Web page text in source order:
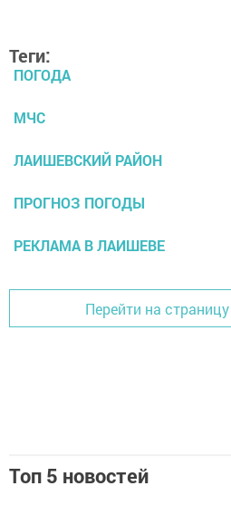
Теги:
ПОГОДА
МЧС
ЛАИШЕВСКИЙ РАЙОН
ПРОГНОЗ ПОГОДЫ
РЕКЛАМА В ЛАИШЕВЕ
Перейти на
Топ 5 новостей